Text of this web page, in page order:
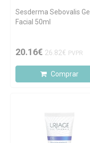
Sesderma Sebovalis Gel
Facial 50ml
20.16€ 26.82€ PVPR
Comprar